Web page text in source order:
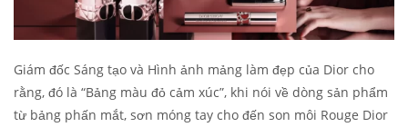
Giám đốc Sáng tạo và Hình ảnh mảng làm đẹp của Dior cho
rằng, đó là “Bảng màu đỏ cảm xúc”, khi nói về dòng sản phẩm
từ bảng phấn mắt, sơn móng tay cho đến son môi Rouge Dior